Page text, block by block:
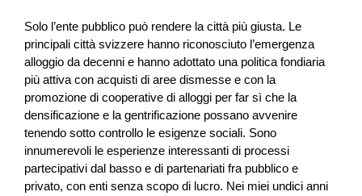
Solo l’ente pubblico può rendere la città più giusta. Le
principali città svizzere hanno riconosciuto l’emergenza
alloggio da decenni e hanno adottato una politica fondiaria
più attiva con acquisti di aree dismesse e con la
promozione di cooperative di alloggi per far sì che la
densificazione e la gentrificazione possano avvenire
tenendo sotto controllo le esigenze sociali. Sono
innumerevoli le esperienze interessanti di processi
partecipativi dal basso e di partenariati fra pubblico e
privato, con enti senza scopo di lucro. Nei miei undici anni